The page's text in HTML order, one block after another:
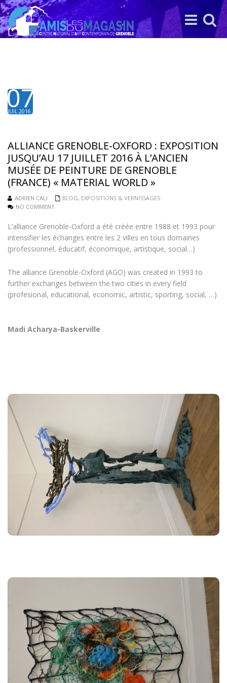
Toggle
search
Toggle
navigation
07
JUIL 2016
ALLIANCE GRENOBLE-OXFORD : EXPOSITION
JUSQU’AU 17 JUILLET 2016 À L’ANCIEN
MUSÉE DE PEINTURE DE GRENOBLE
(FRANCE) « MATERIAL WORLD »
ADRIEN CALI BLOG, EXPOSITIONS & VERNISSAGES
NO COMMENT
L’alliance Grenoble-Oxford a été créée entre 1988 et 1993 pour
intensifier les échanges entre les 2 villes en tous domaines
(professionnel, éducatif, économique, artistique, social…)
The alliance Grenoble-Oxford (AGO) was created in 1993 to
further exchanges between the two cities in every field
(profesional, educational, economic, artistic, sporting, social, …)
Madi Acharya-Baskerville